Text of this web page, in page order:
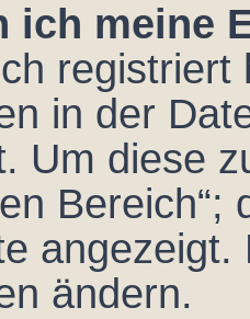
ich meine
in der
Um diese
ändern.